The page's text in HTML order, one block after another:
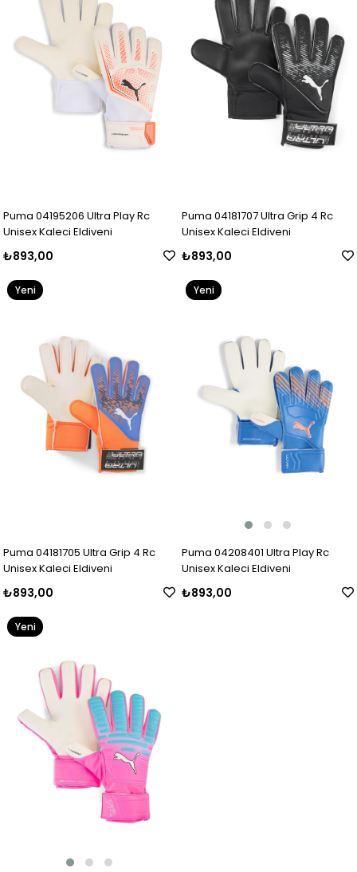
Puma 04195206 Ultra Play Rc
Unisex Kaleci Eldiveni
₺893,00
Puma 04181707 Ultra Grip 4 Rc
Unisex Kaleci Eldiveni
₺893,00
Puma 04181705 Ultra Grip 4 Rc
Unisex Kaleci Eldiveni
₺893,00
Yeni
Puma 04208401 Ultra Play Rc
Unisex Kaleci Eldiveni
₺893,00
Yeni
Yeni